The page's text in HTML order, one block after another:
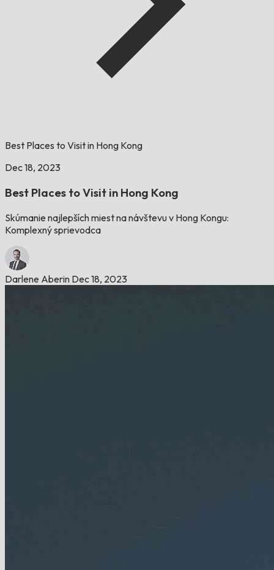
Best Places to Visit in Hong Kong
Dec 18, 2023
Best Places to Visit in Hong Kong
Skúmanie najlepších miest na návštevu v Hong Kongu:
Komplexný sprievodca
Darlene Aberin Dec 18, 2023